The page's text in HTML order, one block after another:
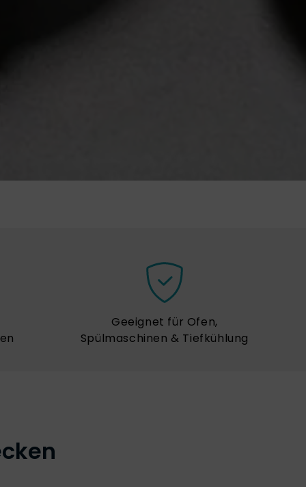
Geeignet für Ofen,
Spülmaschinen & Tiefkühlung